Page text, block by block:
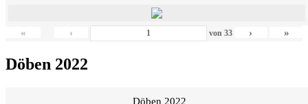
« ‹ von 33 › »
Döben 2022
Döben 2022